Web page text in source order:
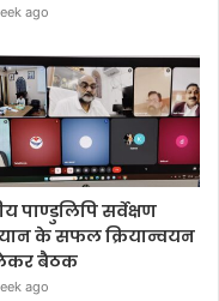
ago
पाण्डुलिपि सर्वेक्षण
के सफल क्रियान्वयन
बैठक
ago